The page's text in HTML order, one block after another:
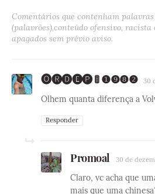
Comentários que contenham
(palavrões),conteúdo ofensivo, racista
apagados sem prévio aviso.
🅞🅡🅓🅔🅟 🚦 ❶❾❽❷ 30
Olhem quanta diferença a
Responder
Promoal 30 de
Claro, vc acha que
mais que uma